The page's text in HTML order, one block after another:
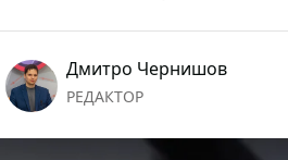
Дмитро Чернишов
РЕДАКТОР